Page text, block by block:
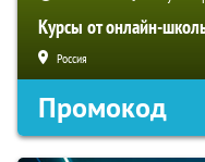
Курсы от онлайн-
Россия
Промокод